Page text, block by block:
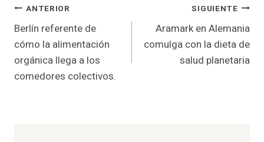
Navegación
de
entradas
ANTERIOR
Berlín referente de
cómo la alimentación
orgánica llega a los
comedores colectivos.
SIGUIENTE
Aramark en Alemania
comulga con la dieta de
salud planetaria